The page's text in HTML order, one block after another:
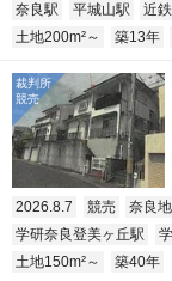
奈良駅
平城山駅 近
土地200m²～
築13年
2026.8.7 競売 奈良
学研奈良登美ヶ丘駅
土地150m²～
築40年